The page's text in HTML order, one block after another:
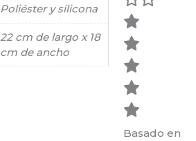
Poliéster y silicona
22 cm de largo x 18
cm de ancho
Basado en